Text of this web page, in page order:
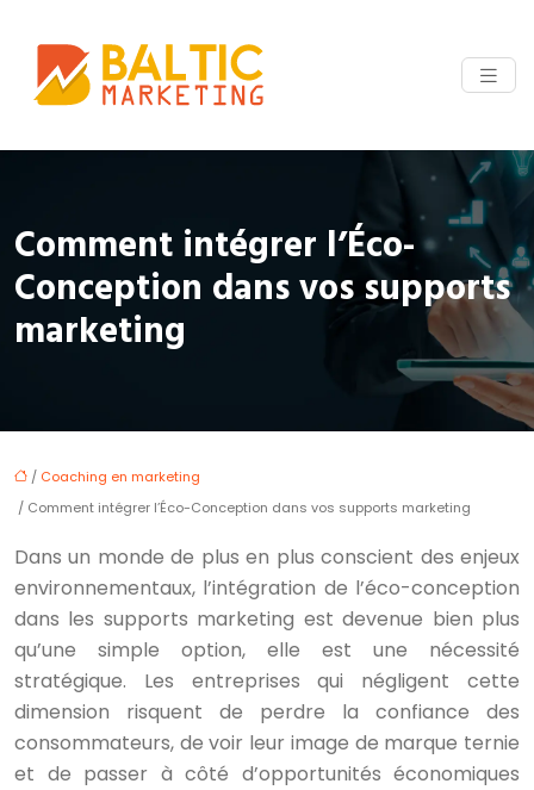
Comment intégrer l’Éco-
Conception dans vos supports
marketing
/ Coaching en marketing
/ Comment intégrer l’Éco-Conception dans vos supports marketing
Dans un monde de plus en plus conscient des enjeux
environnementaux, l’intégration de l’éco-conception
dans les supports marketing est devenue bien plus
qu’une simple option, elle est une nécessité
stratégique. Les entreprises qui négligent cette
dimension risquent de perdre la confiance des
consommateurs, de voir leur image de marque ternie
et de passer à côté d’opportunités économiques